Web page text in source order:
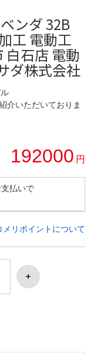
ンダ 32B
工 電動工
白石店 電動
ダ株式会社
介いただいておりま
192000 円
払いで
メリポイントについて